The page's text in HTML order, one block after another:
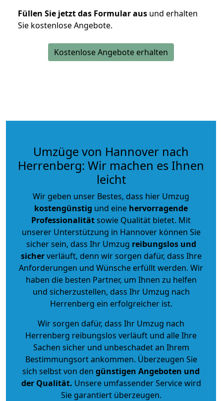
Füllen Sie jetzt das Formular aus und erhalten
Sie kostenlose Angebote.
Kostenlose Angebote erhalten
Umzüge von Hannover nach
Herrenberg: Wir machen es Ihnen
leicht
Wir geben unser Bestes, dass hier Umzug
kostengünstig und eine hervorragende
Professionalitätsowie Qualität bietet. Mit
unserer Unterstützung in Hannover können Sie
sicher sein, dass Ihr Umzug reibungslos und
sicherverläuft, denn wir sorgen dafür, dass Ihre
Anforderungen und Wünsche erfüllt werden. Wir
haben die besten Partner, um Ihnen zu helfen
und sicherzustellen, dass Ihr Umzug nach
Herrenberg ein erfolgreicher ist.
Wir sorgen dafür, dass Ihr Umzug nach
Herrenberg reibungslos verläuft und alle Ihre
Sachen sicher und unbeschadet an Ihrem
Bestimmungsort ankommen. Überzeugen Sie
sich selbst von den günstigen Angeboten und
der Qualität. Unsere umfassender Service wird
Sie garantiert überzeugen.